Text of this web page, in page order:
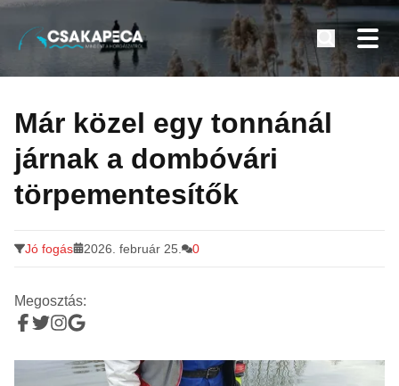
tartalomra
Minden a horgászatról
Már közel egy tonnánál
járnak a dombóvári
törpementesítők
Jó fogás 2026. február 25. 0
Megosztás: